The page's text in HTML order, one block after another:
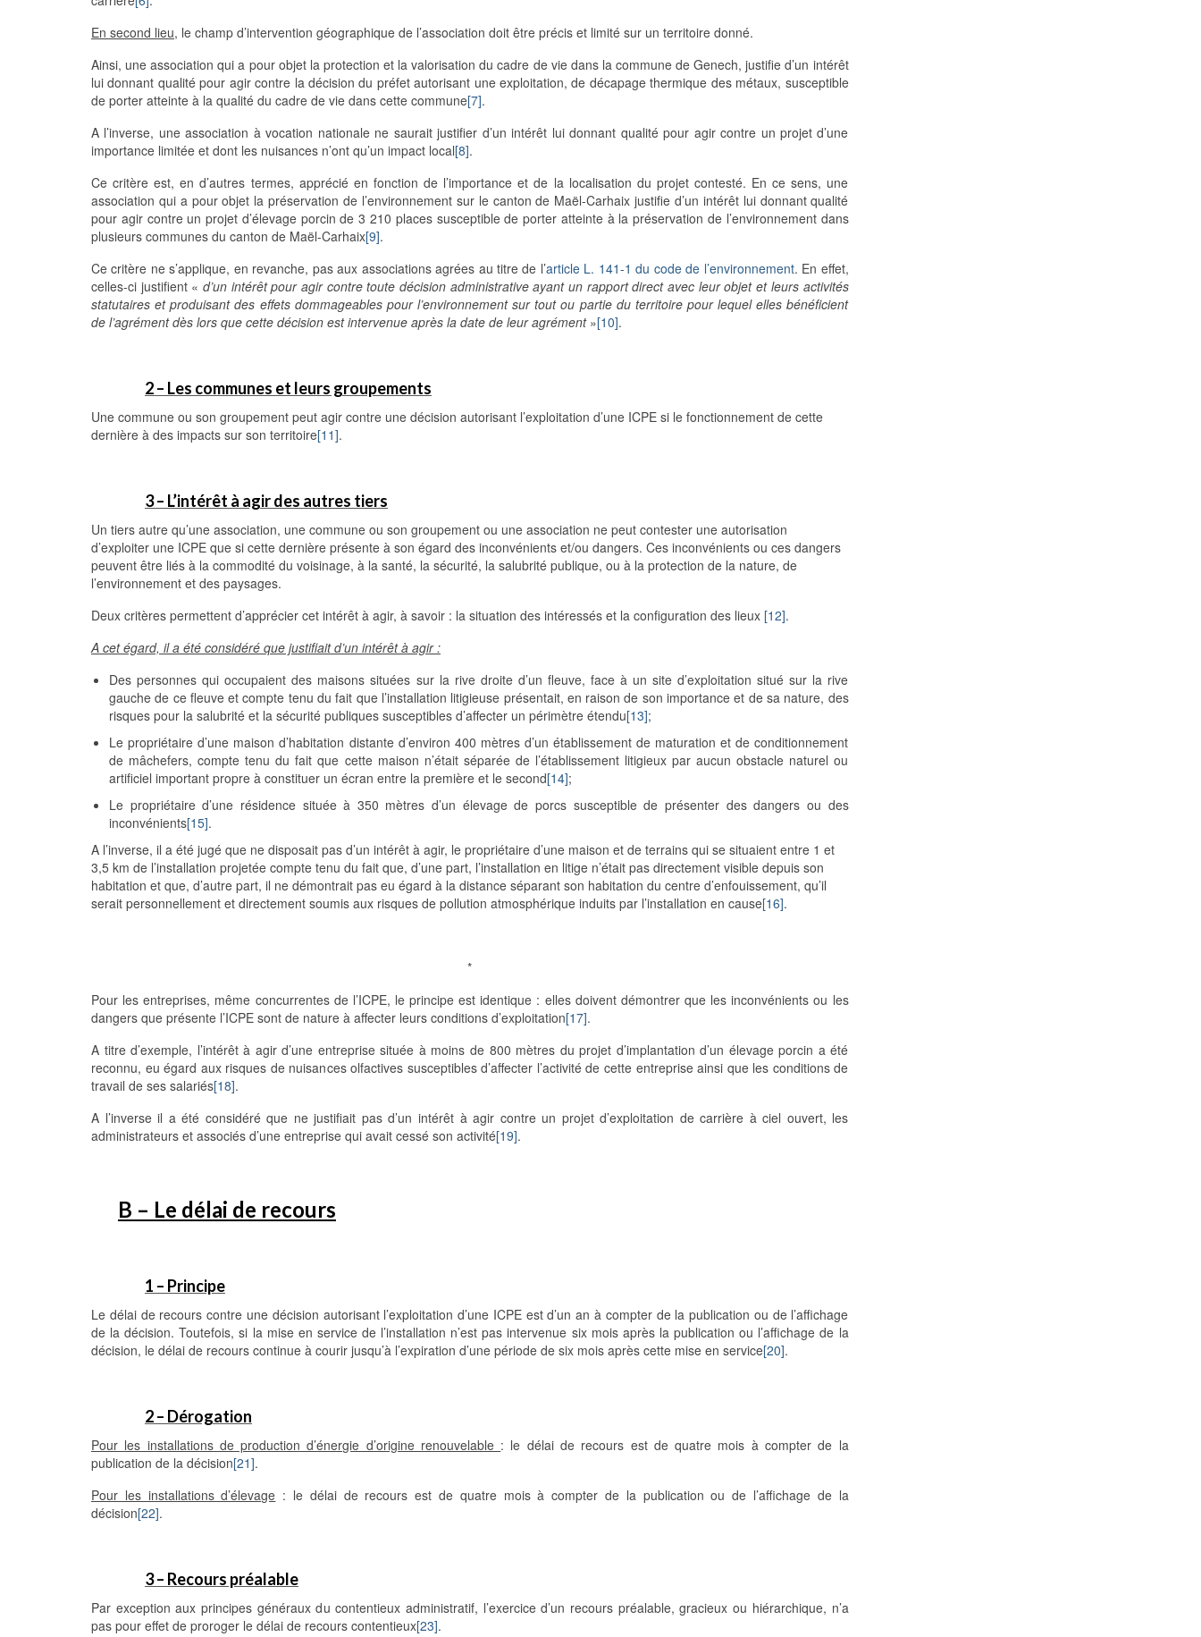
En second lieu, le champ d’intervention géographique de l’association doit être précis et limité sur un territoire donné.
Ainsi, une association qui a pour objet la protection et la valorisation du cadre de vie dans la commune de Genech, justifie d’un intérêt
lui donnant qualité pour agir contre la décision du préfet autorisant une exploitation, de décapage thermique des métaux, susceptible
de porter atteinte à la qualité du cadre de vie dans cette commune[7].
A l’inverse, une association à vocation nationale ne saurait justifier d’un intérêt lui donnant qualité pour agir contre un projet d’une
importance limitée et dont les nuisances n’ont qu’un impact local[8].
Ce critère est, en d’autres termes, apprécié en fonction de l’importance et de la localisation du projet contesté. En ce sens, une
association qui a pour objet la préservation de l’environnement sur le canton de Maël-Carhaix justifie d’un intérêt lui donnant qualité
pour agir contre un projet d’élevage porcin de 3 210 places susceptible de porter atteinte à la préservation de l’environnement dans
plusieurs communes du canton de Maël-Carhaix[9].
Ce critère ne s’applique, en revanche, pas aux associations agrées au titre de l’article L. 141-1 du code de l’environnement. En effet,
celles-ci justifient «d’un intérêt pour agir contre toute décision administrative ayant un rapport direct avec leur objet et leurs activités
statutaires et produisant des effets dommageables pour l’environnement sur tout ou partie du territoire pour lequel elles bénéficient
de l’agrément dès lors que cette décision est intervenue après la date de leur agrément»[10].
2 – Les communes et leurs groupements
Une commune ou son groupement peut agir contre une décision autorisant l’exploitation d’une ICPE si le fonctionnement de cette
dernière à des impacts sur son territoire[11].
3 – L’intérêt à agir des autres tiers
Un tiers autre qu’une association, une commune ou son groupement ou une association ne peut contester une autorisation
d’exploiter une ICPE que si cette dernière présente à son égard des inconvénients et/ou dangers. Ces inconvénients ou ces dangers
peuvent être liés à la commodité du voisinage, à la santé, la sécurité, la salubrité publique, ou à la protection de la nature, de
l’environnement et des paysages.
Deux critères permettent d’apprécier cet intérêt à agir, à savoir : la situation des intéressés et la configuration des lieux [12].
A cet égard, il a été considéré que justifiait d’un intérêt à agir :
Des personnes qui occupaient des maisons situées sur la rive droite d’un fleuve, face à un site d’exploitation situé sur la rive
gauche de ce fleuve et compte tenu du fait que l’installation litigieuse présentait, en raison de son importance et de sa nature, des
risques pour la salubrité et la sécurité publiques susceptibles d’affecter un périmètre étendu[13];
Le propriétaire d’une maison d’habitation distante d’environ 400 mètres d’un établissement de maturation et de conditionnement
de mâchefers, compte tenu du fait que cette maison n’était séparée de l’établissement litigieux par aucun obstacle naturel ou
artificiel important propre à constituer un écran entre la première et le second[14];
Le propriétaire d’une résidence située à 350 mètres d’un élevage de porcs susceptible de présenter des dangers ou des
inconvénients[15].
A l’inverse, il a été jugé que ne disposait pas d’un intérêt à agir, le propriétaire d’une maison et de terrains qui se situaient entre 1 et
3,5 km de l’installation projetée compte tenu du fait que, d’une part, l’installation en litige n’était pas directement visible depuis son
habitation et que, d’autre part, il ne démontrait pas eu égard à la distance séparant son habitation du centre d’enfouissement, qu’il
serait personnellement et directement soumis aux risques de pollution atmosphérique induits par l’installation en cause[16].
*
Pour les entreprises, même concurrentes de l’ICPE, le principe est identique : elles doivent démontrer que les inconvénients ou les
dangers que présente l’ICPE sont de nature à affecter leurs conditions d’exploitation[17].
A titre d’exemple, l’intérêt à agir d’une entreprise située à moins de 800 mètres du projet d’implantation d’un élevage porcin a été
reconnu, eu égard aux risques de nuisances olfactives susceptibles d’affecter l’activité de cette entreprise ainsi que les conditions de
travail de ses salariés[18].
A l’inverse il a été considéré que ne justifiait pas d’un intérêt à agir contre un projet d’exploitation de carrière à ciel ouvert, les
administrateurs et associés d’une entreprise qui avait cessé son activité[19].
B – Le délai de recours
1 – Principe
Le délai de recours contre une décision autorisant l’exploitation d’une ICPE est d’un an à compter de la publication ou de l’affichage
de la décision. Toutefois, si la mise en service de l’installation n’est pas intervenue six mois après la publication ou l’affichage de la
décision, le délai de recours continue à courir jusqu’à l’expiration d’une période de six mois après cette mise en service[20].
2 – Dérogation
Pour les installations de production d’énergie d’origine renouvelable : le délai de recours est de quatre mois à compter de la
publication de la décision[21].
Pour les installations d’élevage : le délai de recours est de quatre mois à compter de la publication ou de l’affichage de la
décision[22].
3 – Recours préalable
Par exception aux principes généraux du contentieux administratif, l’exercice d’un recours préalable, gracieux ou hiérarchique, n’a
pas pour effet de proroger le délai de recours contentieux[23].